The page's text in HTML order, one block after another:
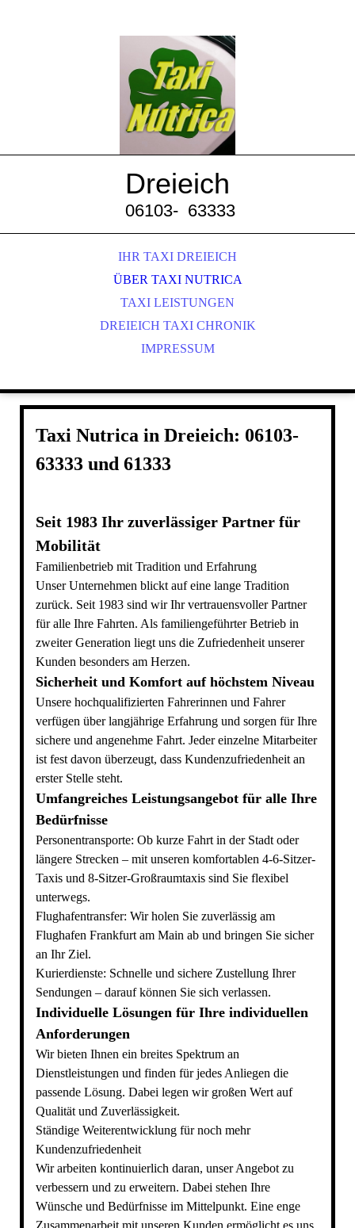
Dreieich
06103- 63333
IHR TAXI DREIEICH
ÜBER TAXI NUTRICA
TAXI LEISTUNGEN
DREIEICH TAXI CHRONIK
IMPRESSUM
Taxi Nutrica in Dreieich: 06103-
63333 und 61333
Seit 1983 Ihr zuverlässiger Partner für
Mobilität
Familienbetrieb mit Tradition und Erfahrung
Unser Unternehmen blickt auf eine lange Tradition
zurück. Seit 1983 sind wir Ihr vertrauensvoller Partner
für alle Ihre Fahrten. Als familiengeführter Betrieb in
zweiter Generation liegt uns die Zufriedenheit unserer
Kunden besonders am Herzen.
Sicherheit und Komfort auf höchstem Niveau
Unsere hochqualifizierten Fahrerinnen und Fahrer
verfügen über langjährige Erfahrung und sorgen für Ihre
sichere und angenehme Fahrt. Jeder einzelne Mitarbeiter
ist fest davon überzeugt, dass Kundenzufriedenheit an
erster Stelle steht.
Umfangreiches Leistungsangebot für alle Ihre
Bedürfnisse
Personentransporte: Ob kurze Fahrt in der Stadt oder
längere Strecken – mit unseren komfortablen 4-6-Sitzer-
Taxis und 8-Sitzer-Großraumtaxis sind Sie flexibel
unterwegs.
Flughafentransfer: Wir holen Sie zuverlässig am
Flughafen Frankfurt am Main ab und bringen Sie sicher
an Ihr Ziel.
Kurierdienste: Schnelle und sichere Zustellung Ihrer
Sendungen – darauf können Sie sich verlassen.
Individuelle Lösungen für Ihre individuellen
Anforderungen
Wir bieten Ihnen ein breites Spektrum an
Dienstleistungen und finden für jedes Anliegen die
passende Lösung. Dabei legen wir großen Wert auf
Qualität und Zuverlässigkeit.
Ständige Weiterentwicklung für noch mehr
Kundenzufriedenheit
Wir arbeiten kontinuierlich daran, unser Angebot zu
verbessern und zu erweitern. Dabei stehen Ihre
Wünsche und Bedürfnisse im Mittelpunkt. Eine enge
Zusammenarbeit mit unseren Kunden ermöglicht es uns